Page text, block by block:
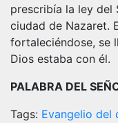
prescribía la ley del
ciudad de Nazaret.
fortaleciéndose, se
Dios estaba con él.
PALABRA DEL
Tags: Evangelio del